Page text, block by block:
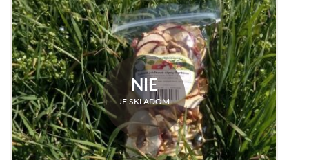
NIE
JE SKLADOM